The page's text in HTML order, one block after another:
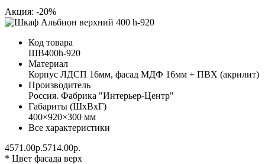
Акция: -20%
Код товара
ШВ400h-920
Материал
Корпус ЛДСП 16мм, фасад МДФ 16мм + ПВХ (акрилит)
Производитель
Россия. Фабрика "Интерьер-Центр"
Габариты (ШхВхГ)
400×920×300 мм
Все характеристики
4571.00р.5714.00р.
* Цвет фасада верх